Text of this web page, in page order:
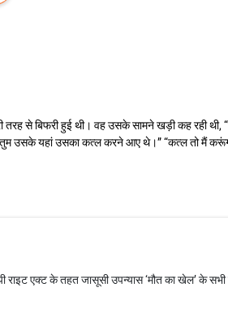
से बिफरी हुई थी। वह उसके सामने खड़ी कह रही
कि तुम उसके यहां उसका कत्ल करने आए थे।” “कत्ल तो
राइट एक्ट के तहत जासूसी उपन्यास ‘मौत का खेल’ के